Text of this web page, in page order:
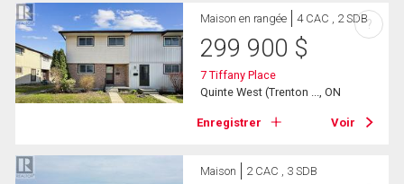
Maison en rangée 4 CAC , 2 SDB
299 900 $
7 Tiffany Place
Quinte West (Trenton ..., ON
Enregistrer Voir
?
Maison 2 CAC , 3 SDB